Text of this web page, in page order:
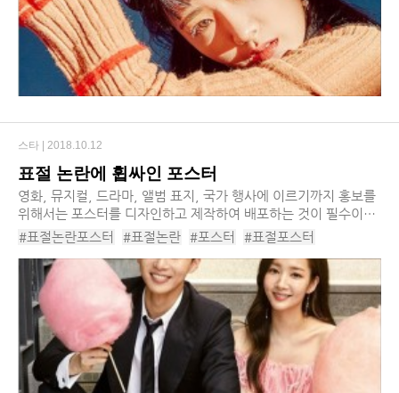
표절 논란에 휩싸인 포스터
영화, 뮤지컬, 드라마, 앨범 표지, 국가 행사에 이르기까지 홍보를
위해서는 포스터를 디자인하고 제작하여 배포하는 것이 필수이다.
그런데 문제는 다양한 포스터가 만들어지다 보니 가끔은 표절 논
#표절논란포스터 #표절논란 #포스터
#표절포스터
#포스터표절논란 #드라마포스터표절 #영화포스터표절
스타 | 2018.10.12